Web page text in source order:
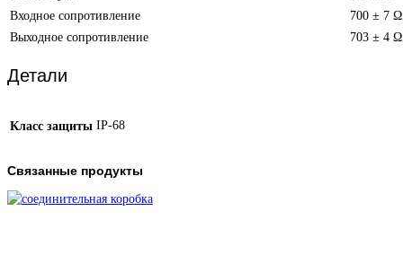
Входное сопротивление
700 ± 7 Ω
Выходное сопротивление
703 ± 4 Ω
Детали
Класс защиты IP-68
Связанные продукты